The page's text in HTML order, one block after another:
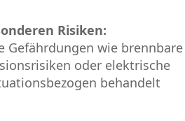
Risiken:
Gefährdungen wie brennbare
oder elektrische
behandelt